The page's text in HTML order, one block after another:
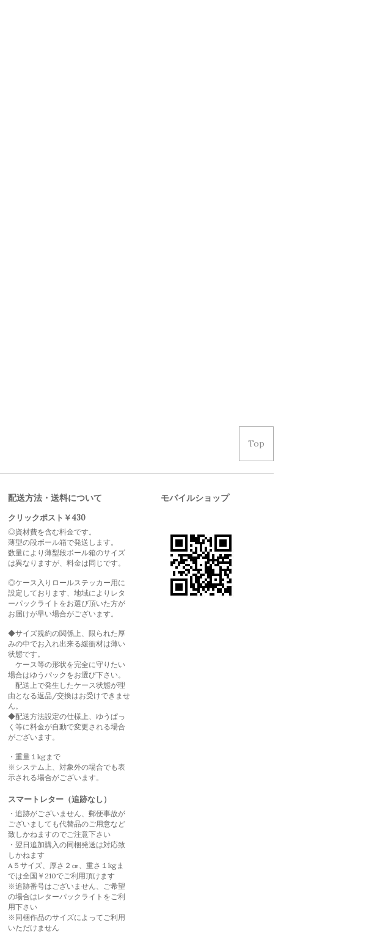
Top
配送方法・送料について
クリックポスト￥430
◎資材費を含む料金です。
薄型の段ボール箱で発送します。
数量により薄型段ボール箱のサイズ
は異なりますが、料金は同じです。
◎ケース入りロールステッカー用に
設定しております、地域によりレタ
ーパックライトをお選び頂いた方が
お届けが早い場合がございます。
◆サイズ規約の関係上、限られた厚
みの中でお入れ出来る緩衝材は薄い
状態です。
ケース等の形状を完全に守りたい
場合はゆうパックをお選び下さい。
配送上で発生したケース状態が理
由となる返品/交換はお受けできませ
ん。
◆配送方法設定の仕様上、ゆうぱっ
く等に料金が自動で変更される場合
がございます。
・重量１kgまで
※システム上、対象外の場合でも表
示される場合がございます。
スマートレター（追跡なし）
・追跡がございません、郵便事故が
ございましても代替品のご用意など
致しかねますのでご注意下さい
・翌日追加購入の同梱発送は対応致
しかねます
A５サイズ、厚さ２㎝、重さ１kgま
では全国￥210でご利用頂けます
※追跡番号はございません、ご希望
の場合はレターパックライトをご利
用下さい
※同梱作品のサイズによってご利用
いただけません
モバイルショップ